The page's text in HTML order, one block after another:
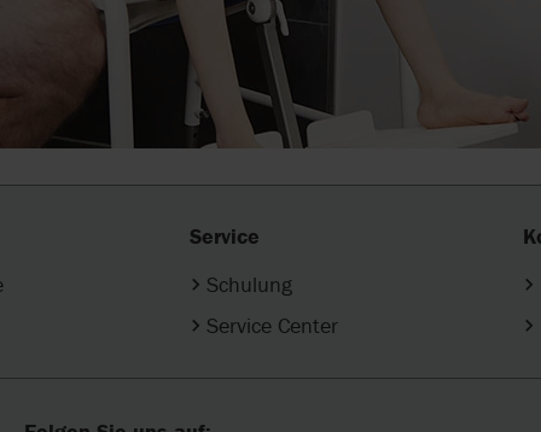
Service
Schulung
Service Center